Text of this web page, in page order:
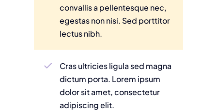
convallis a pellentesque nec,
egestas non nisi. Sed porttitor
lectus nibh.
Cras ultricies ligula sed magna
dictum porta. Lorem ipsum
dolor sit amet, consectetur
adipiscing elit.